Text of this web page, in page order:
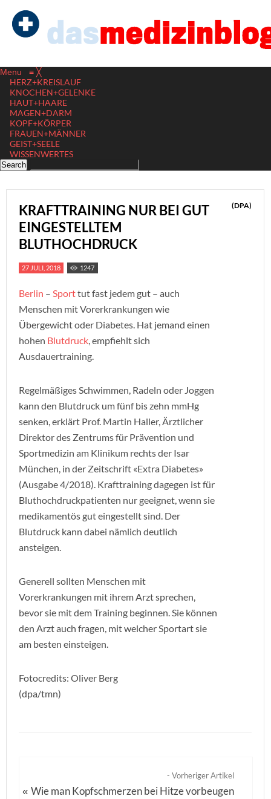
Menu ≡ ╳
HERZ+KREISLAUF
KNOCHEN+GELENKE
HAUT+HAARE
MAGEN+DARM
KOPF+KÖRPER
FRAUEN+MÄNNER
GEIST+SEELE
WISSENWERTES
KRAFTTRAINING NUR BEI GUT
EINGESTELLTEM
BLUTHOCHDRUCK
(DPA)
27 JULI, 2018 1247
Berlin – Sporttut fast jedem gut – auch
Menschen mit Vorerkrankungen wie
Übergewicht oder Diabetes. Hat jemand einen
hohen Blutdruck, empfiehlt sich
Ausdauertraining.
Regelmäßiges Schwimmen, Radeln oder Joggen
kann den Blutdruck um fünf bis zehn mmHg
senken, erklärt Prof. Martin Haller, Ärztlicher
Direktor des Zentrums für Prävention und
Sportmedizin am Klinikum rechts der Isar
München, in der Zeitschrift «Extra Diabetes»
(Ausgabe 4/2018). Krafttraining dagegen ist für
Bluthochdruckpatienten nur geeignet, wenn sie
medikamentös gut eingestellt sind. Der
Blutdruck kann dabei nämlich deutlich
ansteigen.
Generell sollten Menschen mit
Vorerkrankungen mit ihrem Arzt sprechen,
bevor sie mit dem Training beginnen. Sie können
den Arzt auch fragen, mit welcher Sportart sie
am besten einsteigen.
Fotocredits: Oliver Berg
(dpa/tmn)
- Vorheriger Artikel
«Wie man Kopfschmerzen bei Hitze vorbeugen